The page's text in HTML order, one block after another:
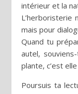
intérieur et la
L’herboristerie
mais pour
Quand tu
autel,
plante, c’est
Poursuis ta